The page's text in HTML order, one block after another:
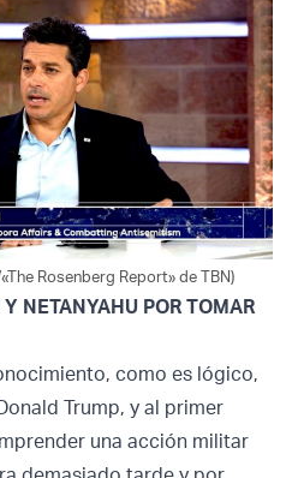
Rosenberg Report» de TBN)
NETANYAHU POR TOMAR
como es lógico,
Trump, y al primer
una acción militar